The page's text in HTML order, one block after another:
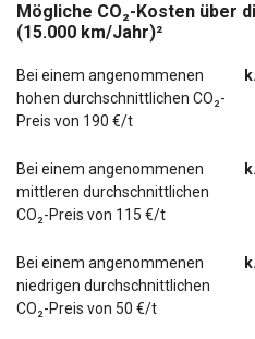
Mögliche CO₂-Kosten über
(15.000 km/Jahr)²
Bei einem angenommenen
hohen durchschnittlichen CO₂-
Preis von 190 €/t
Bei einem angenommenen
mittleren durchschnittlichen
CO₂-Preis von 115 €/t
Bei einem angenommenen
niedrigen durchschnittlichen
CO₂-Preis von 50 €/t